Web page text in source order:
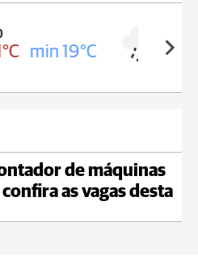
20°C min 19°C
de máquinas
as vagas desta